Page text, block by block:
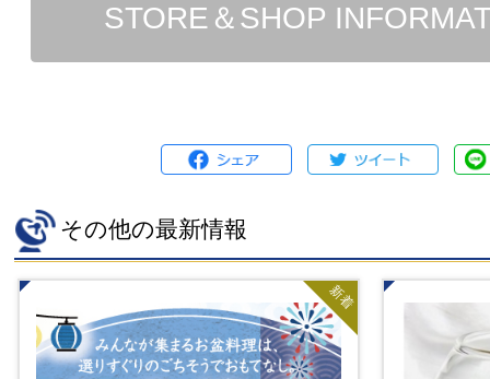
STORE＆SHOP
その他の最新情報
新着